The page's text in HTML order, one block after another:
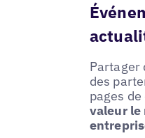
Partager
des
pages
valeur le